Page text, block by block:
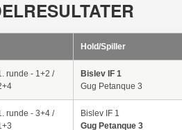
Hold/Spiller
runde - 1+2 /
Bislev IF 1
Gug Petanque 3
runde - 3+4 /
Bislev IF 1
Gug Petanque 3